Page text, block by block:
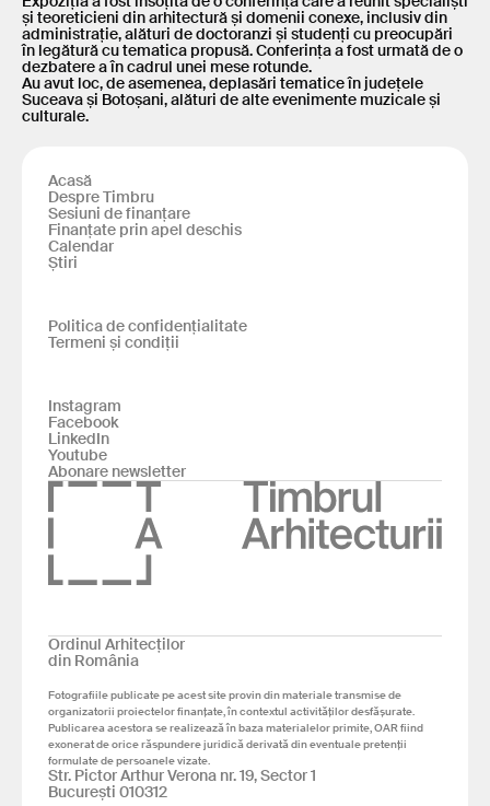
și teoreticieni din arhitectură și domenii conexe, inclusiv din
administrație, alături de doctoranzi și studenți cu preocupări
în legătură cu tematica propusă. Conferința a fost urmată de o
dezbatere a în cadrul unei mese rotunde.
Au avut loc, de asemenea, deplasări tematice în județele
Suceava și Botoșani, alături de alte evenimente muzicale și
culturale.
Acasă
Despre Timbru
Sesiuni de finanțare
Finanțate prin apel deschis
Calendar
Știri
Politica de confidențialitate
Termeni și condiții
Instagram
Facebook
LinkedIn
Youtube
Abonare newsletter
Ordinul Arhitecților
din România
Fotografiile publicate pe acest site provin din materiale transmise de
organizatorii proiectelor finanțate, în contextul activităților desfășurate.
Publicarea acestora se realizează în baza materialelor primite, OAR fiind
exonerat de orice răspundere juridică derivată din eventuale pretenții
formulate de persoanele vizate.
Str. Pictor Arthur Verona nr. 19, Sector 1
București 010312